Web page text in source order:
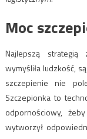
Moc
Najlepszą strategią
wymyśliła ludzkość,
szczepienie nie
Szczepionka to
odpornościowy,
wytworzył